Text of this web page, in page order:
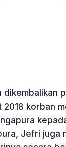
dikembalikan
korban
Jefri juga